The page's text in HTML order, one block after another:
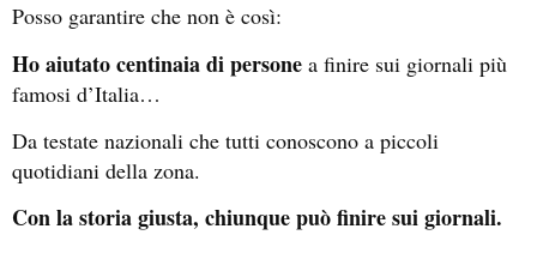
Posso garantire che non è così:
Ho aiutato centinaia di persone a finire sui giornali più
famosi d’Italia…
Da testate nazionali che tutti conoscono a piccoli
quotidiani della zona.
Con la storia giusta, chiunque può finire sui giornali.